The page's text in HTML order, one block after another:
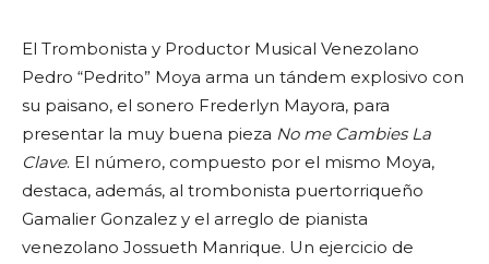
El Trombonista y Productor Musical Venezolano
Pedro “Pedrito” Moya arma un tándem explosivo con
su paisano, el sonero Frederlyn Mayora, para
presentar la muy buena pieza No me Cambies La
Clave. El número, compuesto por el mismo Moya,
destaca, además, al trombonista puertorriqueño
Gamalier Gonzalez y el arreglo de pianista
venezolano Jossueth Manrique. Un ejercicio de